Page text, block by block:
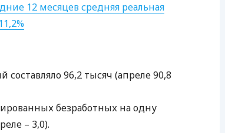
12 месяцев средняя реальная
составляло 96,2 тысяч (апреле 90,8
безработных на одну
– 3,0).